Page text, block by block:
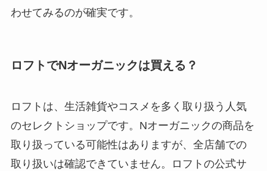
わせてみるのが確実です。
ロフトでNオーガニックは買える？
ロフトは、生活雑貨やコスメを多く取り扱う人気
のセレクトショップです。Nオーガニックの商品を
取り扱っている可能性はありますが、全店舗での
取り扱いは確認できていません。ロフトの公式サ